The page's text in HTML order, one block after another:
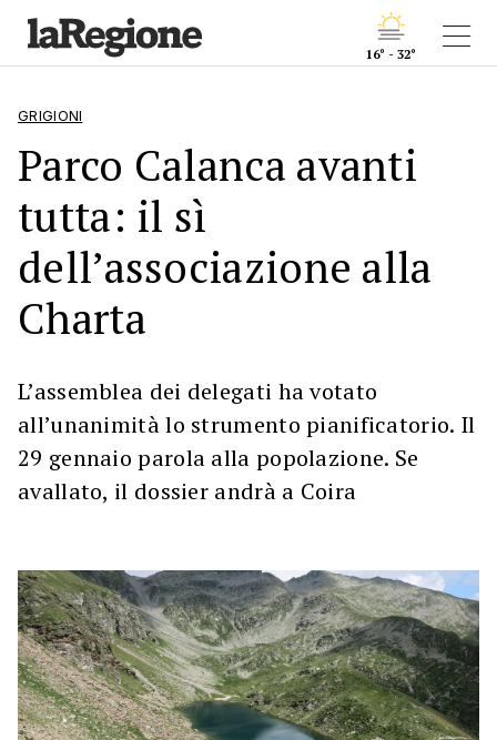
16° - 32°
GRIGIONI
Parco Calanca avanti
tutta: il sì
dell’associazione alla
Charta
L’assemblea dei delegati ha votato
all’unanimità lo strumento pianificatorio. Il
29 gennaio parola alla popolazione. Se
avallato, il dossier andrà a Coira